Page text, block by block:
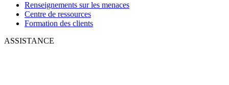
Renseignements sur les menaces
Centre de ressources
Formation des clients
ASSISTANCE